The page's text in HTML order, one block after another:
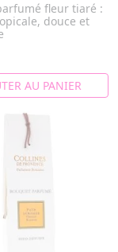
fleur tiaré :
douce et
AU PANIER